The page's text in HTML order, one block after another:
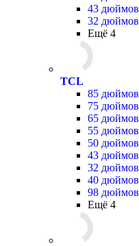
43 дюймов
32 дюймов
Ещё 4
TCL
85 дюймов
75 дюймов
65 дюймов
55 дюймов
50 дюймов
43 дюймов
32 дюймов
40 дюймов
98 дюймов
Ещё 4